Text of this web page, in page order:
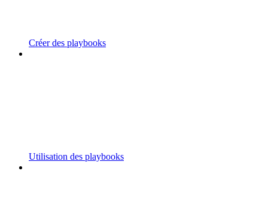
Créer des playbooks
Utilisation des playbooks